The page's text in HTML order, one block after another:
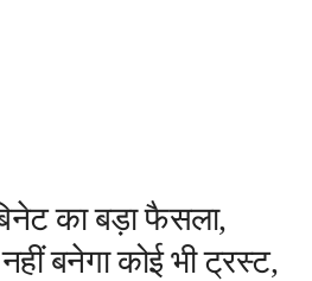
का बड़ा फैसला,
बनेगा कोई भी ट्रस्ट,